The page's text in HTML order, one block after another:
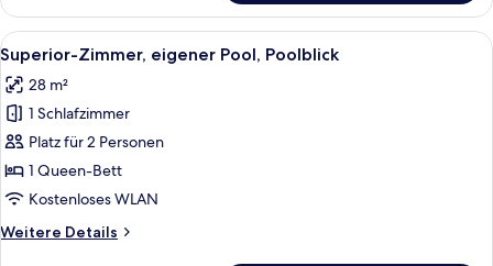
Doppelzimmer,
Poolblick
Alle
Fotos
für
Superior-
Zimmer,
eigener
Pool,
anzeigen
Ein Poolbereich mit zwei weißen
8
Superior-Zimmer, eigener Pool, Poolblick
28 m²
1 Schlafzimmer
Platz für 2 Personen
1 Queen-Bett
Kostenloses WLAN
Weitere Details
Weitere